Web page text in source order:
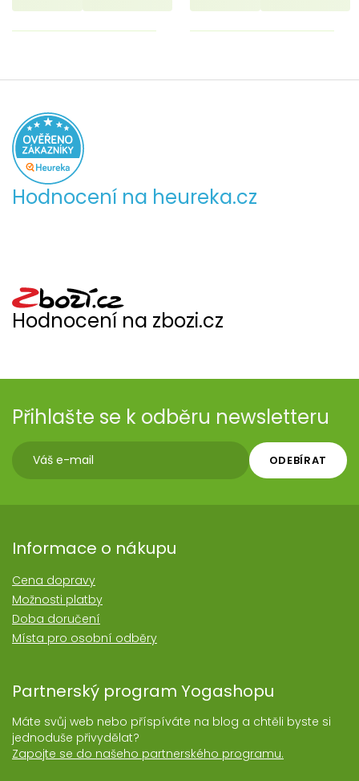
Hodnocení na heureka.cz
Hodnocení na zbozi.cz
Přihlašte se k odběru newsletteru
ODEBÍRAT
Informace o nákupu
Cena dopravy
Možnosti platby
Doba doručení
Místa pro osobní odběry
Partnerský program Yogashopu
Máte svůj web nebo příspíváte na blog a chtěli byste si
jednoduše přivydělat?
Zapojte se do našeho partnerského programu.